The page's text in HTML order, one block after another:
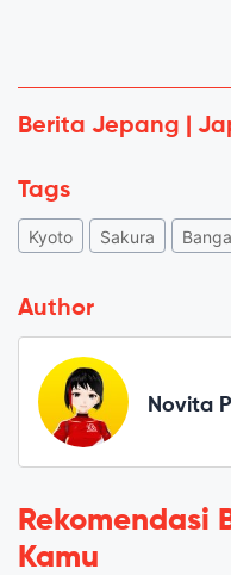
Berita Jepang |
Tags
Kyoto Sakura
Author
Novita
Rekomendasi
Kamu